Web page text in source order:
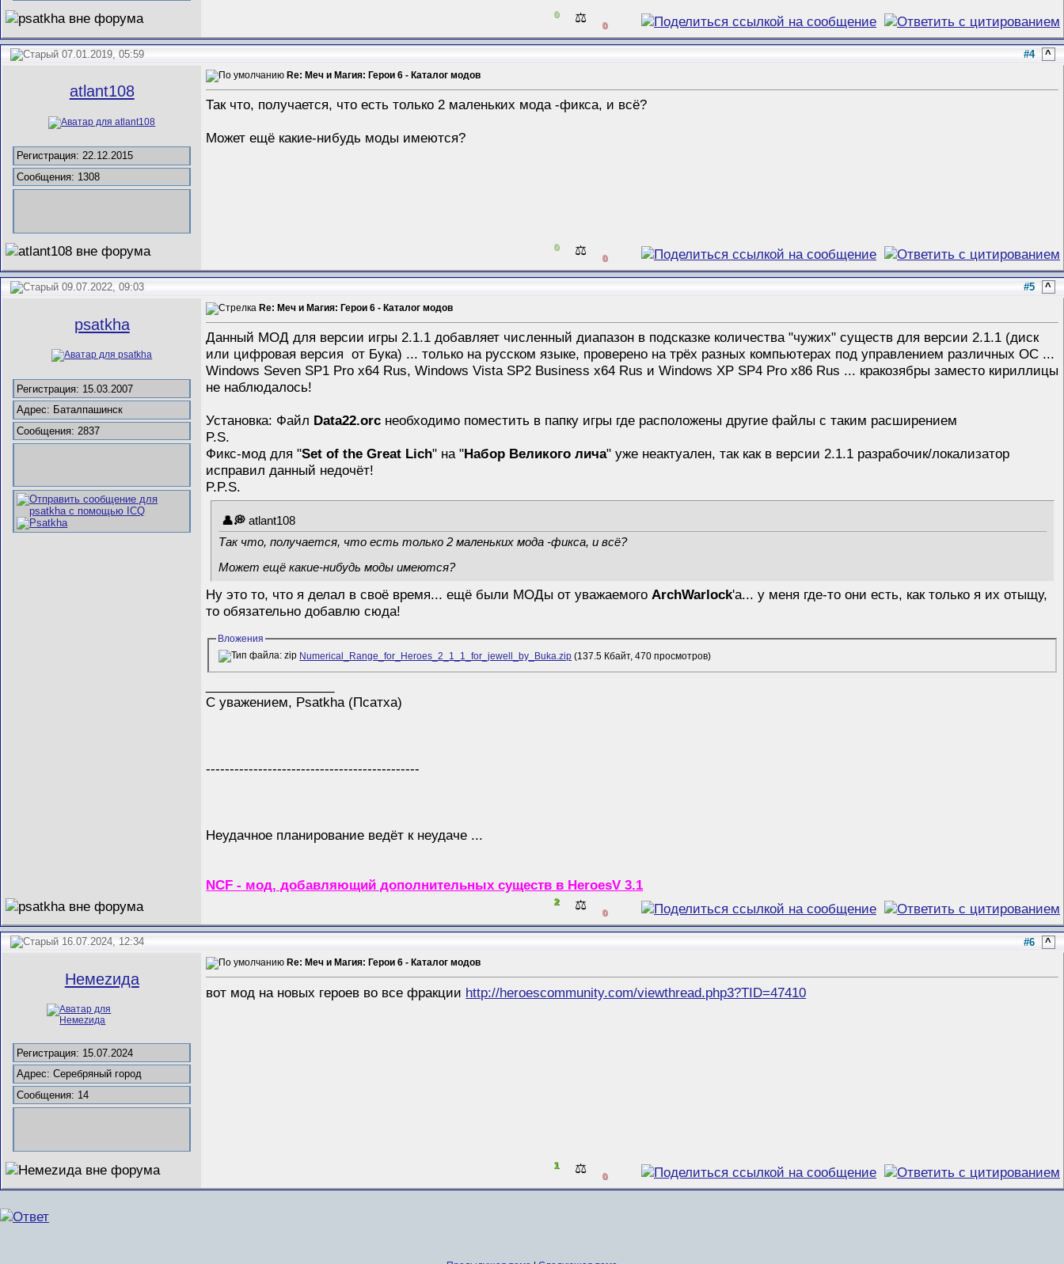
0 ⚖️ 0
07.01.2019, 05:59 #4 ^
atlant108
Регистрация: 22.12.2015
Сообщения: 1308
Re: Меч и Магия: Герои 6 - Каталог модов
Так что, получается, что есть только 2 маленьких мода -фикса, и всё?
Может ещё какие-нибудь моды имеются?
0 ⚖️ 0
09.07.2022, 09:03 #5 ^
psatkha
Регистрация: 15.03.2007
Адрес: Баталпашинск
Сообщения: 2837
Re: Меч и Магия: Герои 6 - Каталог модов
Данный МОД для версии игры 2.1.1 добавляет численный диапазон в подсказке количества "чужих" существ для версии 2.1.1 (диск
или цифровая версия от Бука) ... только на русском языке, проверено на трёх разных компьютерах под управлением различных ОС ...
Windows Seven SP1 Pro x64 Rus, Windows Vista SP2 Business x64 Rus и Windows XP SP4 Pro x86 Rus ... кракозябры заместо кириллицы
не наблюдалось!
Установка: Файл Data22.orc необходимо поместить в папку игры где расположены другие файлы с таким расширением
P.S.
Фикс-мод для "Set of the Great Lich" на "Набор Великого лича" уже неактуален, так как в версии 2.1.1 разрабочик/локализатор
исправил данный недочёт!
P.P.S.
atlant108
Так что, получается, что есть только 2 маленьких мода -фикса, и всё?
Может ещё какие-нибудь моды имеются?
Ну это то, что я делал в своё время... ещё были МОДы от уважаемого ArchWarlock'а... у меня где-то они есть, как только я их отыщу,
то обязательно добавлю сюда!
Вложения
Numerical_Range_for_Heroes_2_1_1_for_jewell_by_Buka.zip (137.5 Кбайт, 470 просмотров)
С уважением, Psatkha (Псатха)
---------------------------------------------
Неудачное планирование ведёт к неудаче ...
NCF - мод, добавляющий дополнительных существ в HeroesV 3.1
2 ⚖️ 0
16.07.2024, 12:34 #6 ^
Немеzида
Регистрация: 15.07.2024
Адрес: Серебряный город
Сообщения: 14
Re: Меч и Магия: Герои 6 - Каталог модов
вот мод на новых героев во все фракции http://heroescommunity.com/viewthread.php3?TID=47410
1 ⚖️ 0